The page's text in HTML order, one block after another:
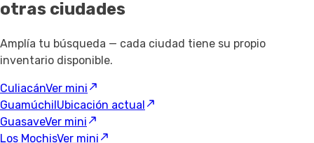
otras ciudades
Amplía tu búsqueda — cada ciudad tiene su propio
inventario disponible.
CuliacánVer mini
GuamúchilUbicación actual
GuasaveVer mini
Los MochisVer mini